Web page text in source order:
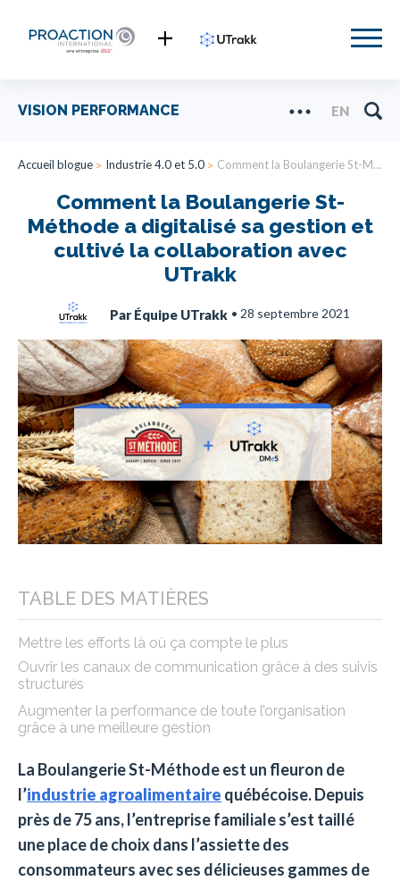
VISION PERFORMANCE EN
Accueil blogue Industrie 4.0 et 5.0 Comment la Boulangerie St-Méthode a digitalisé sa gestion et cultivé la collaboration avec UTrakk
Comment la Boulangerie St-
Méthode a digitalisé sa gestion et
cultivé la collaboration avec
UTrakk
Par Équipe UTrakk • 28 septembre 2021
TABLE DES MATIÈRES
Mettre les efforts là où ça compte le plus
Ouvrir les canaux de communication grâce à des suivis
structurés
Augmenter la performance de toute l’organisation
grâce à une meilleure gestion
La Boulangerie St-Méthode est un fleuron de
l’industrie agroalimentaire québécoise. Depuis
près de 75 ans, l’entreprise familiale s’est taillé
une place de choix dans l’assiette des
consommateurs avec ses délicieuses gammes de